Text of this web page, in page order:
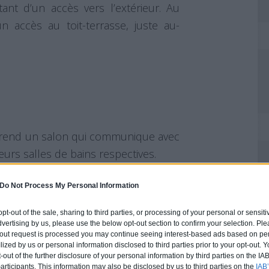
Do Not Process My Personal Information
out of the sale, sharing to third parties, or processing of your personal or
by us, please use the below opt-out section to confirm your selection.
request is processed you may continue seeing interest-based ads based on
by us or personal information disclosed to third parties prior to your opt-out.
of the further disclosure of your personal information by third parties on the
This information may also be disclosed by us to third parties on the
d’un accès vers l’extérieur. Au
accès au toit-terrasse, juste au-
un salon qui communique avec
salles de bains respectives.
niveaux de façon à renforcer la
que dans le studio, situé en